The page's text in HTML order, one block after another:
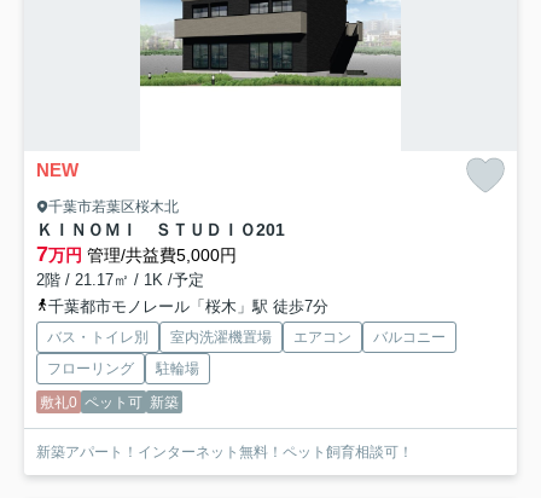
NEW
千葉市若葉区桜木北
ＫＩＮＯＭＩ ＳＴＵＤＩＯ201
7万円 管理/共益費5,000円
2階 / 21.17㎡ / 1K /予定
千葉都市モノレール「桜木」駅 徒歩7分
バス・トイレ別 室内洗濯機置場 エアコン
バルコニー
フローリング
駐輪場
敷礼0 ペット可 新築
新築アパート！インターネット無料！ペット飼育相談可！